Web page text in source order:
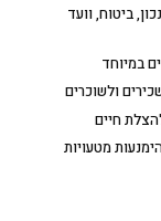
ביטוח, וועד
חיים